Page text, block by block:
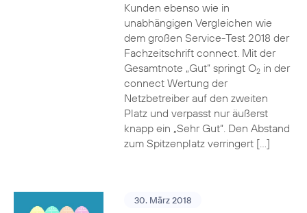
Kunden ebenso wie in
unabhängigen Vergleichen wie
dem großen Service-Test 2018 der
Fachzeitschrift connect. Mit der
Gesamtnote „Gut“ springt O2in der
connect Wertung der
Netzbetreiber auf den zweiten
Platz und verpasst nur äußerst
knapp ein „Sehr Gut“. Den Abstand
zum Spitzenplatz verringert […]
30. März 2018